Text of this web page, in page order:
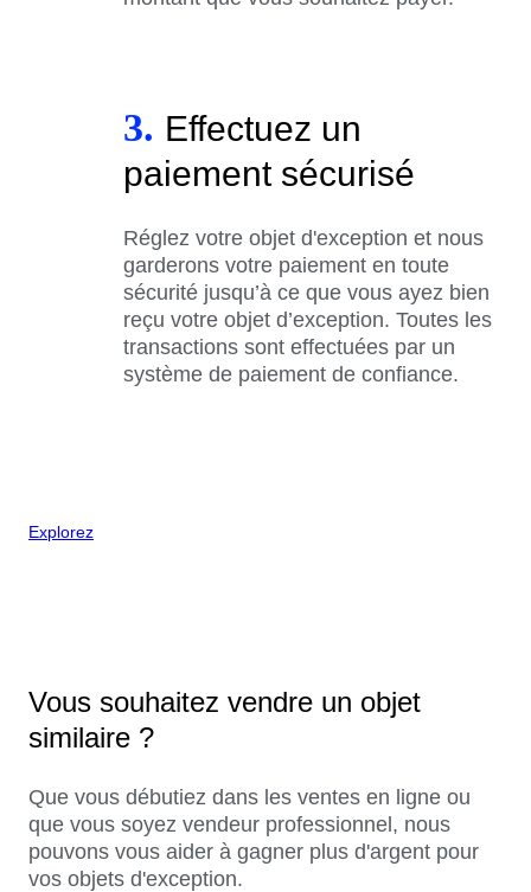
3. Effectuez un
paiement sécurisé
Réglez votre objet d'exception et nous
garderons votre paiement en toute
sécurité jusqu’à ce que vous ayez bien
reçu votre objet d’exception. Toutes les
transactions sont effectuées par un
système de paiement de confiance.
Explorez
Vous souhaitez vendre un objet
similaire ?
Que vous débutiez dans les ventes en ligne ou
que vous soyez vendeur professionnel, nous
pouvons vous aider à gagner plus d'argent pour
vos objets d'exception.